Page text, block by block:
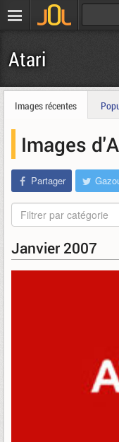
Atari
Images récentes
Images
Partager
Filtrer par catégorie
Janvier 2007